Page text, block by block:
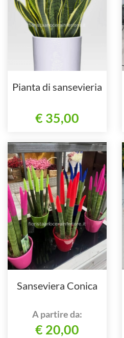
Pianta di sansevieria
€ 35,00
Sanseviera Conica
A partire da:
€ 20,00